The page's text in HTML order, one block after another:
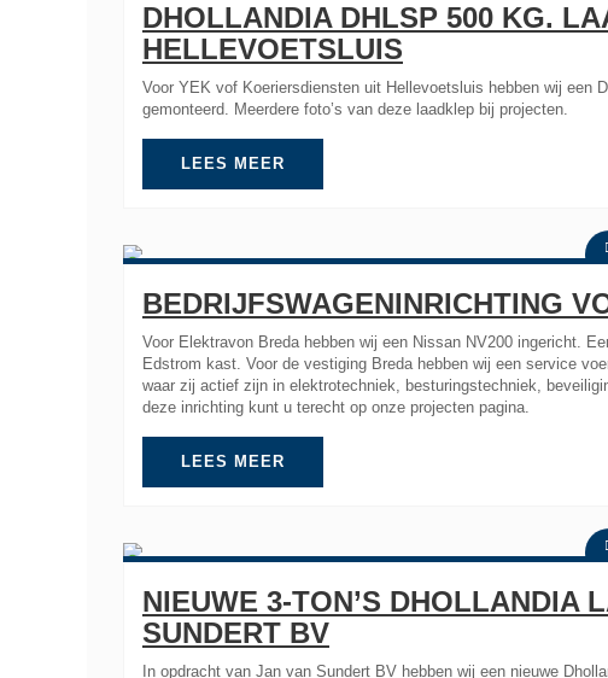
DHOLLANDIA DHLSP 500 KG.
HELLEVOETSLUIS
Voor YEK vof Koeriersdiensten uit Hellevoetsluis hebben wij een
gemonteerd. Meerdere foto’s van deze laadklep bij projecten.
LEES MEER
BEDRIJFSWAGENINRICHTING
Voor Elektravon Breda hebben wij een Nissan NV200 ingericht.
Edstrom kast. Voor de vestiging Breda hebben wij een service
waar zij actief zijn in elektrotechniek, besturingstechniek,
deze inrichting kunt u terecht op onze projecten pagina.
LEES MEER
NIEUWE 3-TON’S DHOLLANDIA
SUNDERT BV
In opdracht van Jan van Sundert BV hebben wij een nieuwe